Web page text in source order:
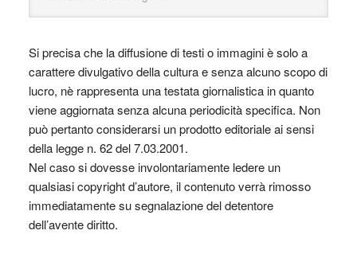
Si precisa che la diffusione di testi o immagini è solo a
carattere divulgativo della cultura e senza alcuno scopo di
lucro, nè rappresenta una testata giornalistica in quanto
viene aggiornata senza alcuna periodicità specifica. Non
può pertanto considerarsi un prodotto editoriale ai sensi
della legge n. 62 del 7.03.2001.
Nel caso si dovesse involontariamente ledere un
qualsiasi copyright d’autore, il contenuto verrà rimosso
immediatamente su segnalazione del detentore
dell’avente diritto.